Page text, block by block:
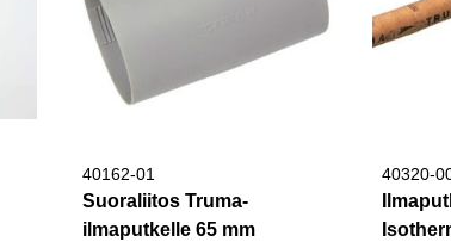
40162-01
Suoraliitos Truma-
ilmaputkelle 65 mm
40320-